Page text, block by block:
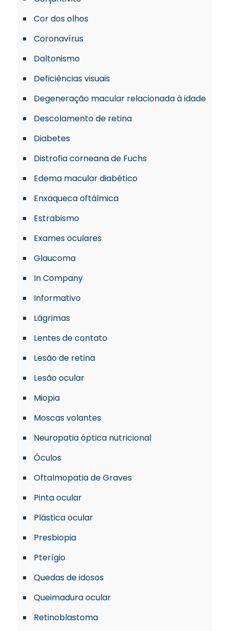
Cor dos olhos
Coronavírus
Daltonismo
Deficiências visuais
Degeneração macular relacionada à idade
Descolamento de retina
Diabetes
Distrofia corneana de Fuchs
Edema macular diabético
Enxaqueca oftálmica
Estrabismo
Exames oculares
Glaucoma
In Company
Informativo
Lágrimas
Lentes de contato
Lesão de retina
Lesão ocular
Miopia
Moscas volantes
Neuropatia óptica nutricional
Óculos
Oftalmopatia de Graves
Pinta ocular
Plástica ocular
Presbiopia
Pterígio
Quedas de idosos
Queimadura ocular
Retinoblastoma